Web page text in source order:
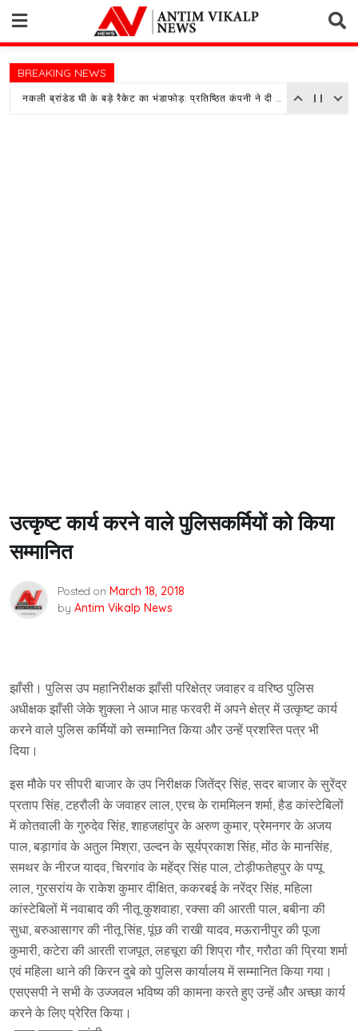
content
BREAKING NEWS
नकली ब्रांडेड घी के बड़े रैकेट का भंडाफोड़: प्रतिष्ठित कंपनी ने दी तहरीर, पुलिस जांच में जुटी
उत्कृष्ट कार्य करने वाले पुलिसकर्मियों को किया
सम्मानित
Posted on March 18, 2018
by Antim Vikalp News
झाँसी। पुलिस उप महानिरीक्षक झाँसी परिक्षेत्र जवाहर व वरिष्ठ पुलिस
अधीक्षक झाँसी जेके शुक्ला ने आज माह फरवरी में अपने क्षेत्र में उत्कृष्ट कार्य
करने वाले पुलिस कर्मियों को सम्मानित किया और उन्हें प्रशस्ति पत्र भी
दिया।
इस मौके पर सीपरी बाजार के उप निरीक्षक जितेंद्र सिंह, सदर बाजार के सुरेंद्र
प्रताप सिंह, टहरौली के जवाहर लाल, एरच के राममिलन शर्मा, हैड कांस्टेबिलों
में कोतवाली के गुरुदेव सिंह, शाहजहांपुर के अरुण कुमार, प्रेमनगर के अजय
पाल, बड़ागांव के अतुल मिश्रा, उल्दन के सूर्यप्रकाश सिंह, मोंठ के मानसिंह,
समथर के नीरज यादव, चिरगांव के महेंद्र सिंह पाल, टोड़ीफतेहपुर के पप्पू
लाल, गुरसरांय के राकेश कुमार दीक्षित, ककरबई के नरेंद्र सिंह, महिला
कांस्टेबिलों में नवाबाद की नीतू कुशवाहा, रक्सा की आरती पाल, बबीना की
सुधा, बरुआसागर की नीतू सिंह, पूंछ की राखी यादव, मऊरानीपुर की पूजा
कुमारी, कटेरा की आरती राजपूत, लहचूरा की शिप्रा गौर, गरौठा की प्रिया शर्मा
एवं महिला थाने की किरन दुबे को पुलिस कार्यालय में सम्मानित किया गया।
एसएसपी ने सभी के उज्जवल भविष्य की कामना करते हुए उन्हें और अच्छा कार्य
करने के लिए प्रेरित किया।